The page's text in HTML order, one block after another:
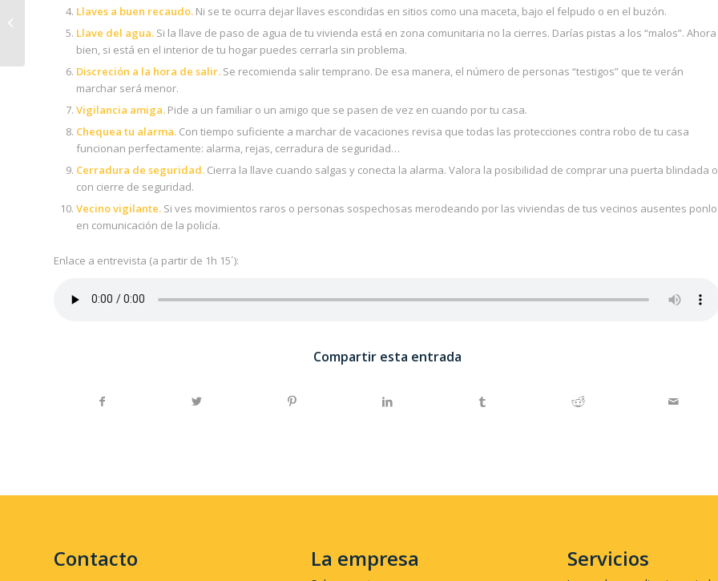
Llaves a buen recaudo. Ni se te ocurra dejar llaves escondidas en sitios como una maceta, bajo el felpudo o en el buzón.
Llave del agua. Si la llave de paso de agua de tu vivienda está en zona comunitaria no la cierres. Darías pistas a los “malos”. Ahora
bien, si está en el interior de tu hogar puedes cerrarla sin problema.
Discreción a la hora de salir. Se recomienda salir temprano. De esa manera, el número de personas “testigos” que te verán
marchar será menor.
Vigilancia amiga. Pide a un familiar o un amigo que se pasen de vez en cuando por tu casa.
Chequea tu alarma. Con tiempo suficiente a marchar de vacaciones revisa que todas las protecciones contra robo de tu casa
funcionan perfectamente: alarma, rejas, cerradura de seguridad…
Cerradura de seguridad. Cierra la llave cuando salgas y conecta la alarma. Valora la posibilidad de comprar una puerta blindada o
con cierre de seguridad.
Vecino vigilante. Si ves movimientos raros o personas sospechosas merodeando por las viviendas de tus vecinos ausentes ponlo
en comunicación de la policía.
Enlace a entrevista (a partir de 1h 15´):
Compartir esta entrada
Contacto La empresa Servicios
Pérez de Heredia se
une a la familia de
Electro Alave...